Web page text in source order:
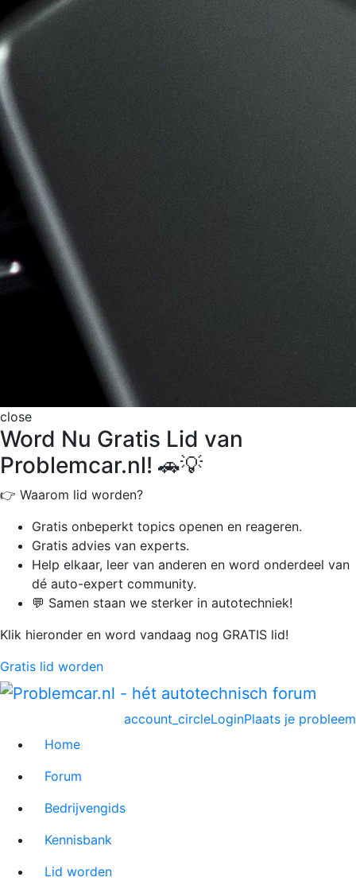
close
Word Nu Gratis Lid van
Problemcar.nl! 🚗💡
👉 Waarom lid worden?
Gratis onbeperkt topics openen en reageren.
Gratis advies van experts.
Help elkaar, leer van anderen en word onderdeel van
dé auto-expert community.
💬 Samen staan we sterker in autotechniek!
Klik hieronder en word vandaag nog GRATIS lid!
Gratis lid worden
Plaats je probleem
account_circleLogin
Home
Forum
Bedrijvengids
Kennisbank
Lid worden